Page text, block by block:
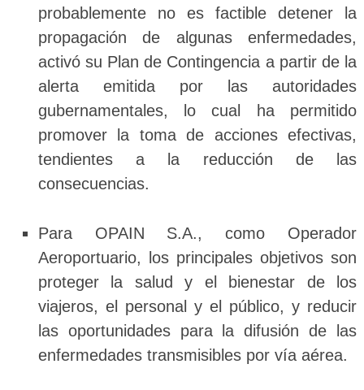
probablemente no es factible detener la
propagación de algunas enfermedades,
activó su Plan de Contingencia a partir de la
alerta emitida por las autoridades
gubernamentales, lo cual ha permitido
promover la toma de acciones efectivas,
tendientes a la reducción de las
consecuencias.
Para OPAIN S.A., como Operador
Aeroportuario, los principales objetivos son
proteger la salud y el bienestar de los
viajeros, el personal y el público, y reducir
las oportunidades para la difusión de las
enfermedades transmisibles por vía aérea.